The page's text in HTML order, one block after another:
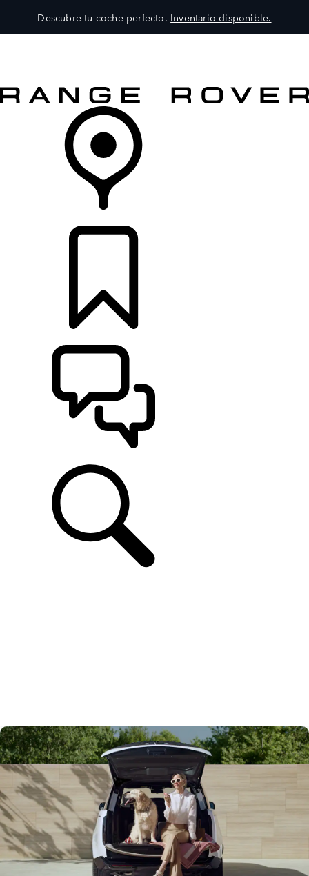
Descubre tu coche perfecto. Inventario disponible.